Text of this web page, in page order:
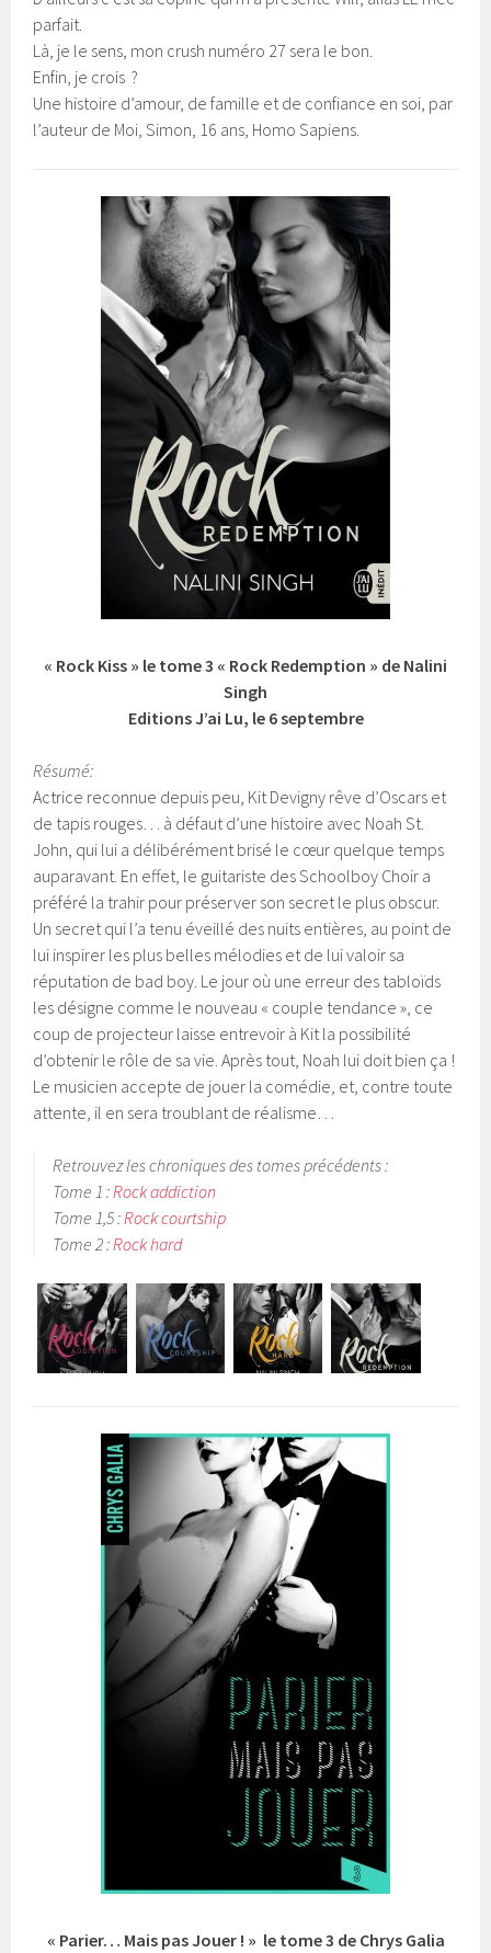
parfait.
Là, je le sens, mon crush numéro 27 sera le bon.
Enfin, je crois ?
Une histoire d’amour, de famille et de confiance en soi, par
l’auteur de Moi, Simon, 16 ans, Homo Sapiens.
« Rock Kiss » le tome 3 « Rock Redemption » de Nalini
Singh
Editions J’ai Lu, le 6 septembre
Résumé:
Actrice reconnue depuis peu, Kit Devigny rêve d’Oscars et
de tapis rouges… à défaut d’une histoire avec Noah St.
John, qui lui a délibérément brisé le cœur quelque temps
auparavant. En effet, le guitariste des Schoolboy Choir a
préféré la trahir pour préserver son secret le plus obscur.
Un secret qui l’a tenu éveillé des nuits entières, au point de
lui inspirer les plus belles mélodies et de lui valoir sa
réputation de bad boy. Le jour où une erreur des tabloïds
les désigne comme le nouveau « couple tendance », ce
coup de projecteur laisse entrevoir à Kit la possibilité
d’obtenir le rôle de sa vie. Après tout, Noah lui doit bien ça !
Le musicien accepte de jouer la comédie, et, contre toute
attente, il en sera troublant de réalisme…
Retrouvez les chroniques des tomes précédents :
Tome 1 :Rock addiction
Tome 1,5 :Rock courtship
Tome 2 :Rock hard
« Parier… Mais pas Jouer ! » le tome 3 de Chrys Galia